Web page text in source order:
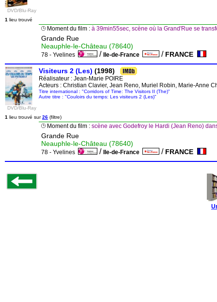
DVD/Blu-Ray
1 lieu trouvé
Moment du film : à 39min55sec, scène où la Grand'Rue se
Grande Rue
Neauphle-le-Château (78640)
78 - Yvelines / Ile-de-France / FRANCE
DVD/Blu-Ray
Visiteurs 2 (Les) (1998)
Réalisateur : Jean-Marie POIRE
Acteurs : Christian Clavier, Jean Reno, Muriel Robin, Marie-Anne
Titre international : "Corridors of Time: The Visitors II (The)"
Autre titre : "Couloirs du temps: Les visiteurs 2 (Les)"
1 lieu trouvé sur26 (filtre)
Moment du film : scène avec Godefroy le Hardi (Jean Reno)
Grande Rue
Neauphle-le-Château (78640)
78 - Yvelines / Ile-de-France / FRANCE